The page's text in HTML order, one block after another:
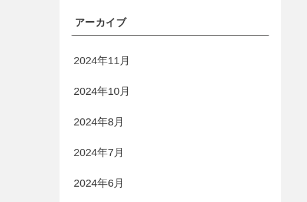
アーカイブ
2024年11月
2024年10月
2024年8月
2024年7月
2024年6月